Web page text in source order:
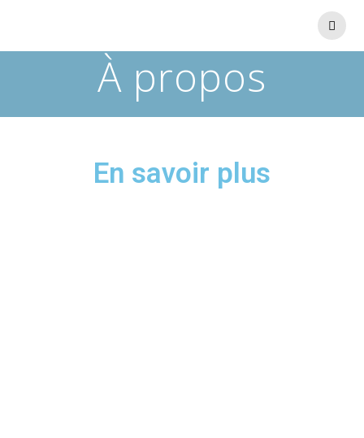
À propos
En savoir plus